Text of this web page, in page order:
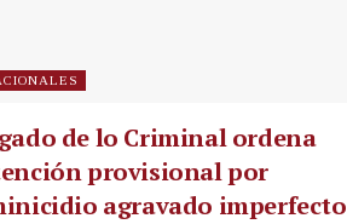
de lo Criminal ordena
provisional por
agravado imperfecto